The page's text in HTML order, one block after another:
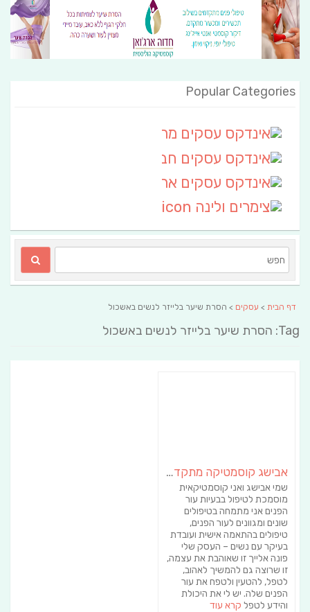
Popular Categories
דף הבית > עסקים > הסרת שיער בלייזר לנשים באשכול
Tag: הסרת שיער בלייזר לנשים באשכול
אבישג קוסמטיקה מתקדמת | קוסמטיקאית באשכול | הסרת שיער
שמי אבישג ואני קוסמטיקאית
מוסמכת לטיפול בבעיות עור
הפנים אני מתמחה בטיפולים
שונים ומגוונים לעור הפנים,
טיפולים בהתאמה אישית ועובדת
בעיקר עם נשים – העסק שלי
פונה אלייך זו שאוהבת את עצמה,
זו שרוצה גם להמשיך לאהוב,
לטפל, להטעין ולטפח את עור
הפנים שלה. יש לי את היכולת
והידע לטפל קרא עוד